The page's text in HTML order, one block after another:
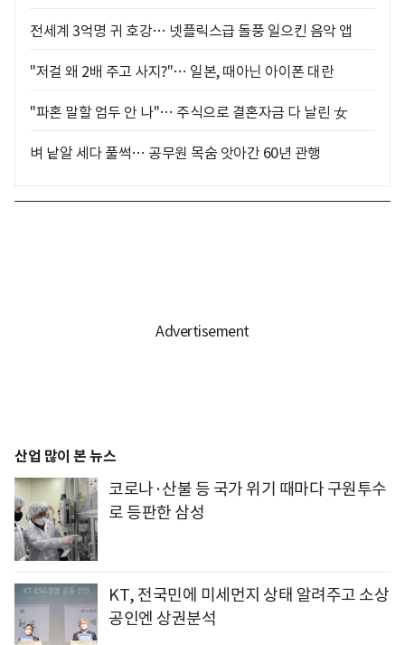
전세계 3억명 귀 호강… 넷플릭스급 돌풍 일으킨 음악 앱
"저걸 왜 2배 주고 사지?"… 일본, 때아닌 아이폰 대란
"파혼 말할 엄두 안 나"… 주식으로 결혼자금 다 날린 女
벼 낱알 세다 풀썩… 공무원 목숨 앗아간 60년 관행
산업 많이 본 뉴스
코로나·산불 등 국가 위기 때마다 구원투수
로 등판한 삼성
KT, 전국민에 미세먼지 상태 알려주고 소상
공인엔 상권분석